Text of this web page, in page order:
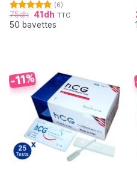
Note
4.83
sur 5
(6)
75dh 41 dh TTC
50 bavettes
-11%